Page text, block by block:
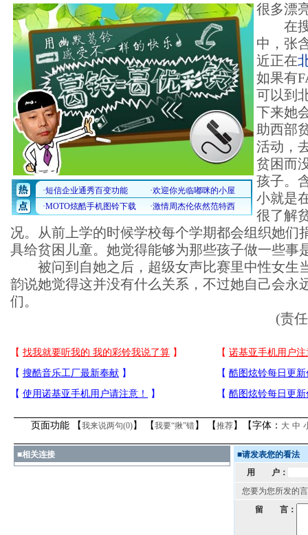
很多漂
在搜
中，张
近正在
如果有
可以到
下来她
助西部
活动，
贫困而
孩子。
小就是
很了解
况。从前上学的时候学校每个学期都会组织她们
具给贫困儿童。她觉得能够为那些孩子做一些事
被问到自她之后，超级女声比赛里中性女生
韵说她觉得这并没有什么关系，不过她自己会永
们。
(责
页面功能 【我来说两句(0)】 【我要“揪”错】 【推荐】【字体： 大 中
■相关连接 ■请发表您的看法
用 户：
您要为您所发的
留 言：